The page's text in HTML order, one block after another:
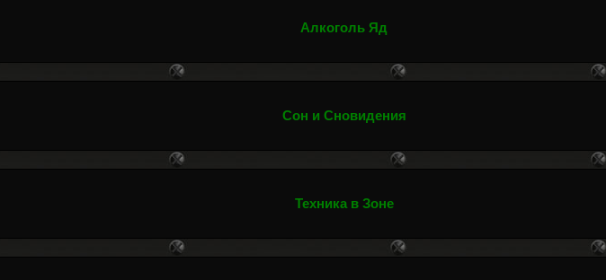
Алкоголь Яд
Сон и Сновидения
Техника в Зоне